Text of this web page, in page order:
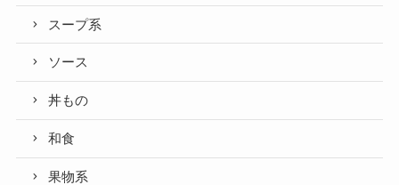
スープ系
ソース
丼もの
和食
果物系